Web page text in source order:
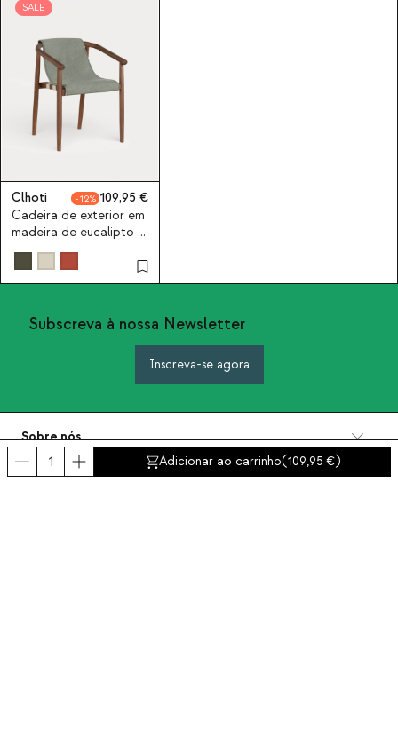
Adicionar ao carrinho(109,95 )
SALE
Clhoti 12
109,95
Cadeira de exterior em
madeira de eucalipto e
tecido Clhoti
Subscreva à nossa Newsletter
Inscreva-se agora
Sobre nós
Categorias
Contacto e ajuda